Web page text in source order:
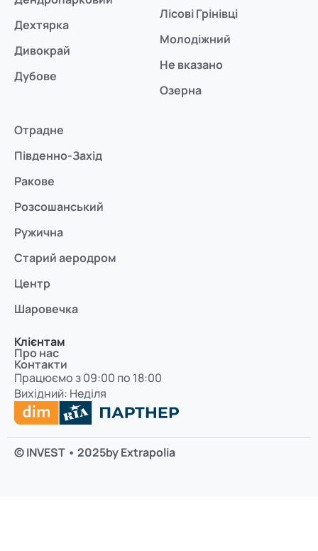
Дехтярка
Дивокрай
Дубове
Лісові Грінівці
Молодіжний
Не вказано
Озерна
Отрадне
Південно-Захід
Ракове
Розсошанський
Ружична
Старий аеродром
Центр
Шаровечка
Клієнтам
Про нас
Контакти
Працюємо з 09:00 по 18:00
Вихідний: Неділя
© INVEST • 2025by Extrapolia